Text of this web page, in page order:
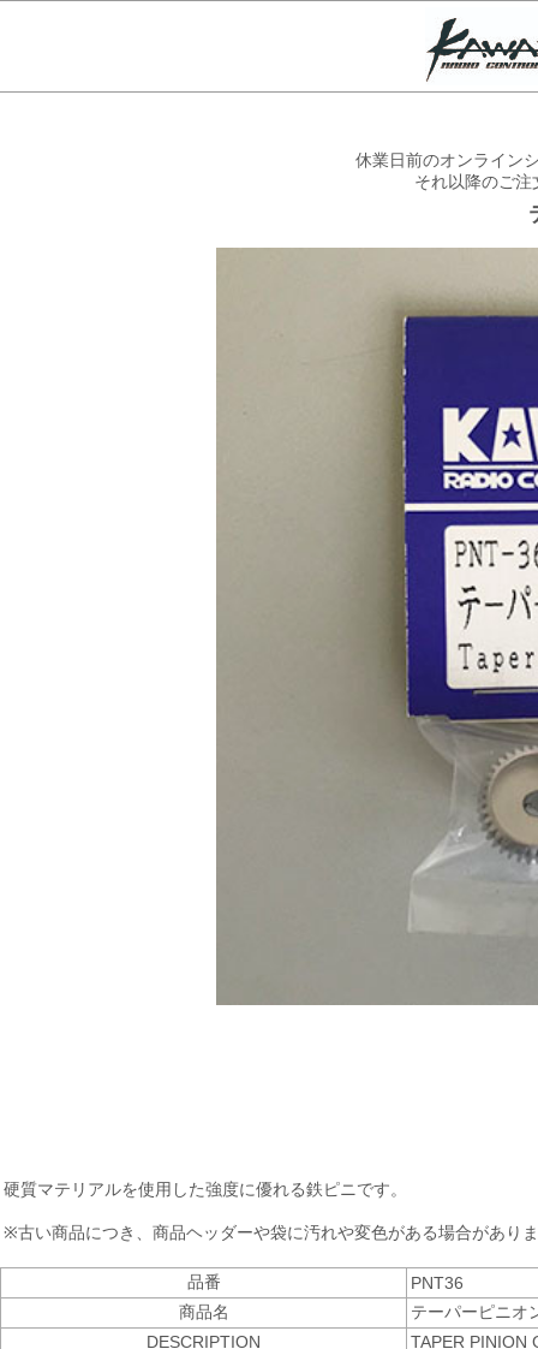
休業日前のオンライン
それ以降のご
硬質マテリアルを使用した強度に優れる鉄ピニです。
※古い商品につき、商品ヘッダーや袋に汚れや変色がある場合があり
品番
PNT36
商品名
テーパーピニ
DESCRIPTION
TAPER PINION